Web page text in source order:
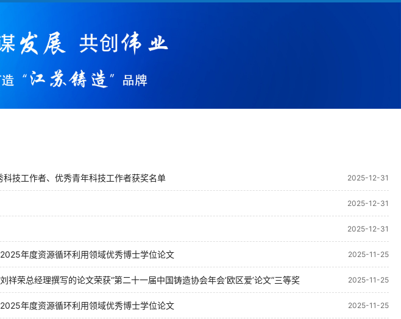
2025-12-31
技工作者、优秀青年科技工作者获奖名单
2025-12-31
2025-12-31
2025-11-25
年度资源循环利用领域优秀博士学位论文
2025-11-25
荣总经理撰写的论文荣获“第二十一届中国铸造协会年会‘欧区爱’论文”三等奖
2025-11-25
年度资源循环利用领域优秀博士学位论文